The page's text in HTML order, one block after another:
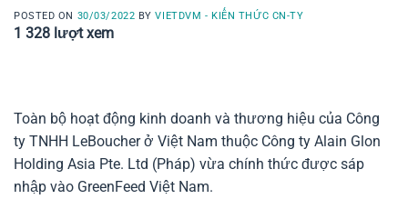
POSTED ON 30/03/2022 BYVIETDVM - KIẾN THỨC CN-TY
1 328 lượt xem
Toàn bộ hoạt động kinh doanh và thương hiệu của Công
ty TNHH LeBoucher ở Việt Nam thuộc Công ty Alain Glon
Holding Asia Pte. Ltd (Pháp) vừa chính thức được sáp
nhập vào GreenFeed Việt Nam.